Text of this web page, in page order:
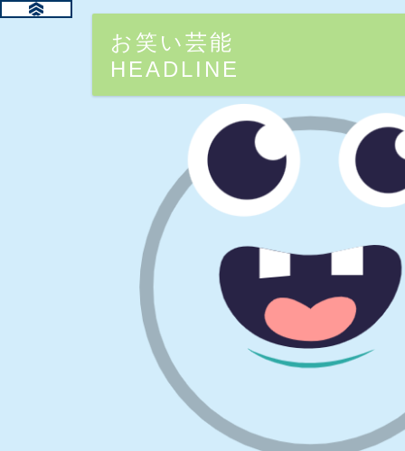
お笑い芸能
HEADLINE